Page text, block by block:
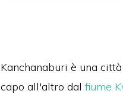
Kanchanaburi è una
capo all'altro dal fiume